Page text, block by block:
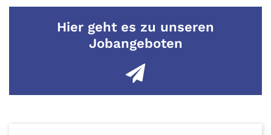
Hier geht es zu unseren
Jobangeboten